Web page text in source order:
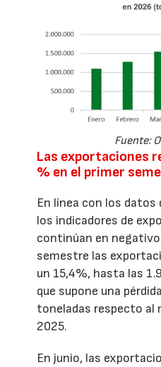
Fuente:
Las exportaciones
% en el primer
En línea con los
los indicadores de
continúan en
semestre las
un 15,4%, hasta las
que supone una
toneladas respecto al
2025.
En junio, las